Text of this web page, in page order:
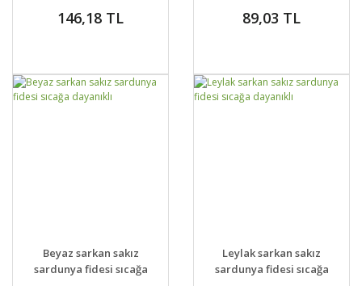
velvet red
146,18 TL 89,03 TL
DETAYLAR
VER
Beyaz sarkan sakız
sardunya fidesi sıcağa
DETAYLAR
VER
Leylak sarkan sakız
sardunya fidesi sıcağa